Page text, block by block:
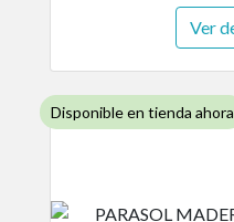
Ver
Disponible en tienda ahora